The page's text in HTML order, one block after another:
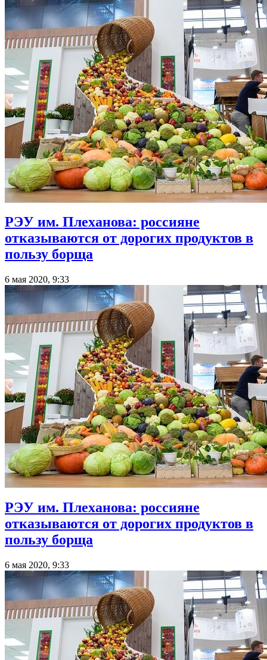
РЭУ им. Плеханова: россияне
отказываются от дорогих продуктов в
пользу борща
6 мая 2020, 9:33
РЭУ им. Плеханова: россияне
отказываются от дорогих продуктов в
пользу борща
6 мая 2020, 9:33